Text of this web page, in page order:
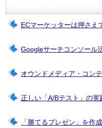
ECマーケッターは押さえ
Googleサーチコンソール
オウンドメディア・コン
正しい「A/Bテスト」の
「勝てるプレゼン」を作